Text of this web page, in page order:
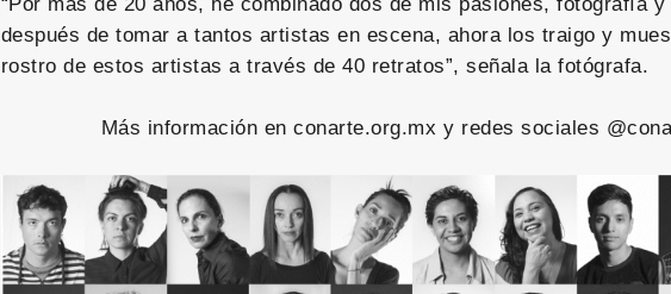
después de tomar a tantos artistas en escena, ahora los traigo y
rostro de estos artistas a través de 40 retratos”, señala la fotógrafa.
Más información en conarte.org.mx y redes sociales